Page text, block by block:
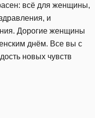
всё для женщины,
и
Дорогие женщины
днём. Все вы с
новых чувств